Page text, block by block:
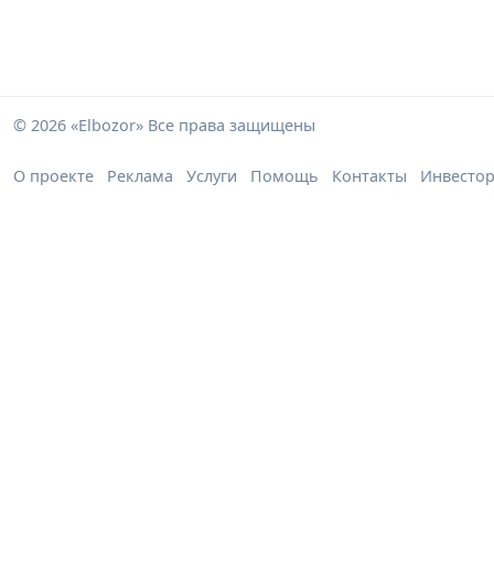
© 2026 «Elbozor» Все права защищены
О проекте Реклама Услуги Помощь Контакты